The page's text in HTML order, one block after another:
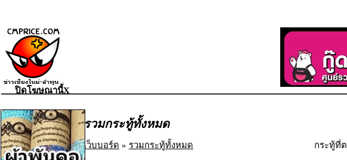
รวมกระทู้ทั้งหมด
เว็บบอร์ด » รวมกระทู้ทั้งหมด กระทู้ที่
ปิดโฆษณานี้X